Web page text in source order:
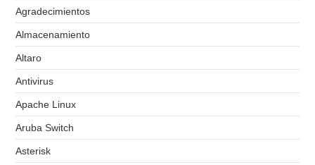
Agradecimientos
Almacenamiento
Altaro
Antivirus
Apache Linux
Aruba Switch
Asterisk